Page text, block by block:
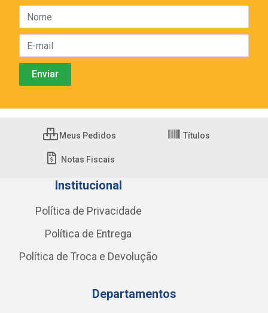
Meus Pedidos Títulos
Notas Fiscais
Institucional
Política de Privacidade
Política de Entrega
Política de Troca e Devolução
Departamentos